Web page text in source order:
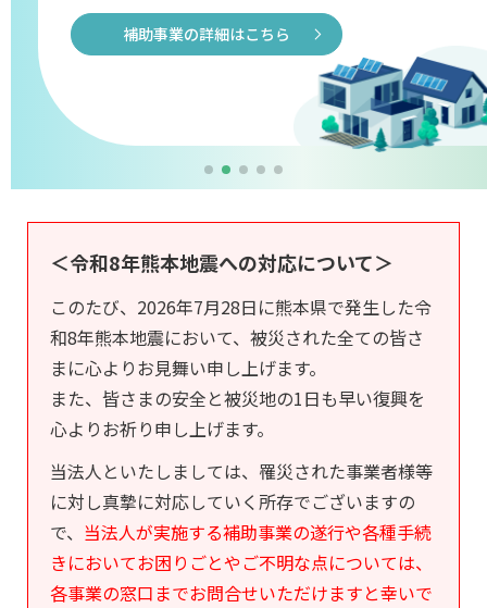
補助事業の詳細はこちら
＜令和8年熊本地震への対応について＞
このたび、2026年7月28日に熊本県で発生した令
和8年熊本地震において、被災された全ての皆さ
まに心よりお見舞い申し上げます。
また、皆さまの安全と被災地の1日も早い復興を
心よりお祈り申し上げます。
当法人といたしましては、罹災された事業者様等
に対し真摯に対応していく所存でございますの
で、 当法人が実施する補助事業の遂行や各種手続
きにおいてお困りごとやご不明な点については、
各事業の窓口までお問合せいただけますと幸いで